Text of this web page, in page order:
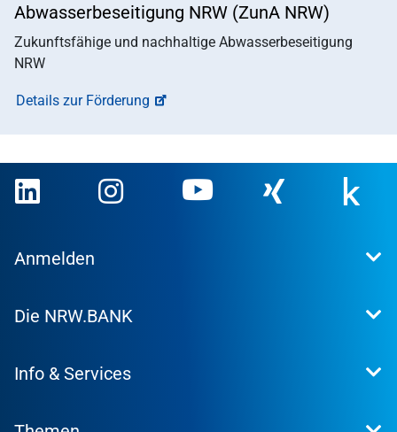
Abwasserbeseitigung NRW (ZunA NRW)
Zukunftsfähige und nachhaltige Abwasserbeseitigung
NRW
Details zur Förderung
Anmelden
Kundenportal
Die NRW.BANK
Presse
Info & Services